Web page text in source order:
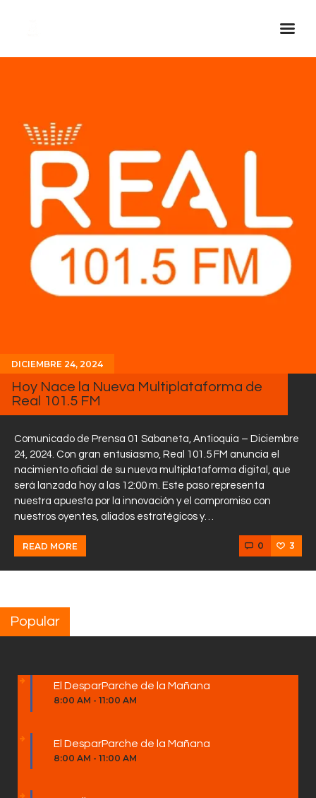
En Vivo
Descarga La APP
Programas
Noticias
Equipo
Sobre Nosotros
Contactos
DICIEMBRE 24, 2024
Hoy Nace la Nueva Multiplataforma de
Real 101.5 FM
Comunicado de Prensa 01 Sabaneta, Antioquia – Diciembre
24, 2024. Con gran entusiasmo, Real 101.5 FM anuncia el
nacimiento oficial de su nueva multiplataforma digital, que
será lanzada hoy a las 12:00 m. Este paso representa
nuestra apuesta por la innovación y el compromiso con
nuestros oyentes, aliados estratégicos y…
READ MORE 0 3
Popular
El DesparParche de la Mañana
8:00 AM - 11:00 AM
El DesparParche de la Mañana
8:00 AM - 11:00 AM